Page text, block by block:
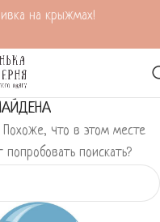
на крыжмах!
что в этом месте
поискать?